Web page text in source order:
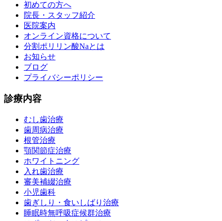
初めての方へ
院長・スタッフ紹介
医院案内
オンライン資格について
分割ポリリン酸Naとは
お知らせ
ブログ
プライバシーポリシー
診療内容
むし歯治療
歯周病治療
根管治療
顎関節症治療
ホワイトニング
入れ歯治療
審美補綴治療
小児歯科
歯ぎしり・食いしばり治療
睡眠時無呼吸症候群治療